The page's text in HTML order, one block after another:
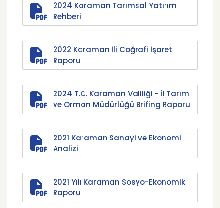
2024 Karaman Tarımsal Yatırım
Rehberi
2022 Karaman İli Coğrafi İşaret
Raporu
2024 T.C. Karaman Valiliği - İl Tarım
ve Orman Müdürlüğü Brifing Raporu
2021 Karaman Sanayi ve Ekonomi
Analizi
2021 Yılı Karaman Sosyo-Ekonomik
Raporu